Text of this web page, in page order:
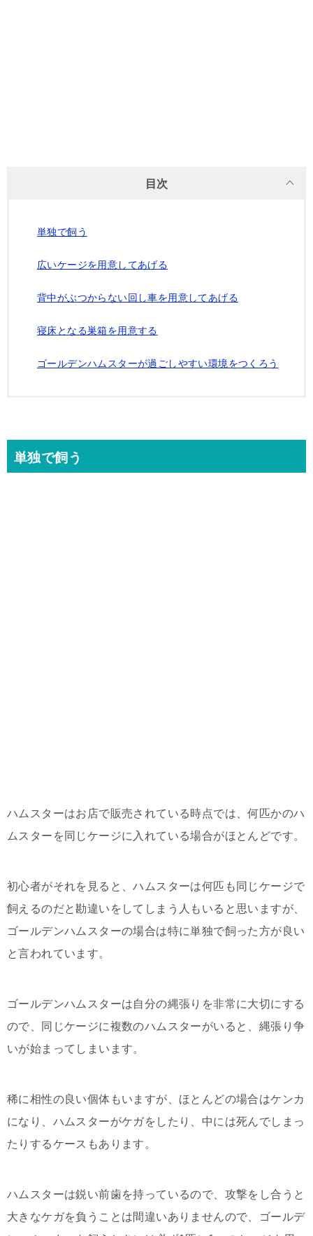
目次
単独で飼う
広いケージを用意してあげる
背中がぶつからない回し車を用意してあげる
寝床となる巣箱を用意する
ゴールデンハムスターが過ごしやすい環境をつくろう
単独で飼う
ハムスターはお店で販売されている時点では、何匹かのハ
ムスターを同じケージに入れている場合がほとんどです。
初心者がそれを見ると、ハムスターは何匹も同じケージで
飼えるのだと勘違いをしてしまう人もいると思いますが、
ゴールデンハムスターの場合は特に単独で飼った方が良い
と言われています。
ゴールデンハムスターは自分の縄張りを非常に大切にする
ので、同じケージに複数のハムスターがいると、縄張り争
いが始まってしまいます。
稀に相性の良い個体もいますが、ほとんどの場合はケンカ
になり、ハムスターがケガをしたり、中には死んでしまっ
たりするケースもあります。
ハムスターは鋭い前歯を持っているので、攻撃をし合うと
大きなケガを負うことは間違いありませんので、ゴールデ